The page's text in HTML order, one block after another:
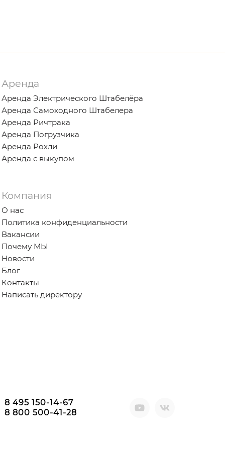
Аренда
Аренда Электрического Штабелёра
Аренда Самоходного Штабелера
Аренда Ричтрака
Аренда Погрузчика
Аренда Рохли
Аренда с выкупом
Компания
О нас
Политика конфиденциальности
Вакансии
Почему МЫ
Новости
Блог
Контакты
Написать директору
8 495 150-14-67
8 800 500-41-28